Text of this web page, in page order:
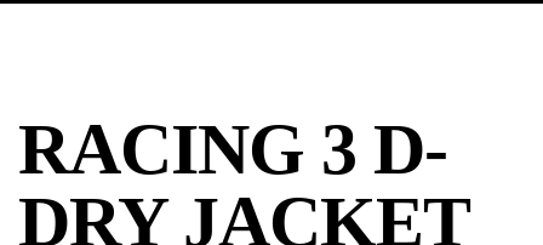
RACING 3 D-
DRY JACKET